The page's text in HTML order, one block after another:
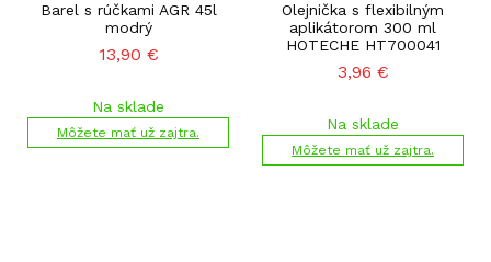
Barel s rúčkami AGR 45l
modrý
13,90 €
Na sklade
Môžete mať už zajtra.
Olejnička s flexibilným
aplikátorom 300 ml
HOTECHE HT700041
3,96 €
Na sklade
Môžete mať už zajtra.